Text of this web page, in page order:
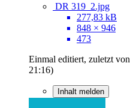
DR 319_2.jpg
277,83 kB
848 × 946
473
Einmal editiert, zuletzt von
21:16)
Inhalt melden